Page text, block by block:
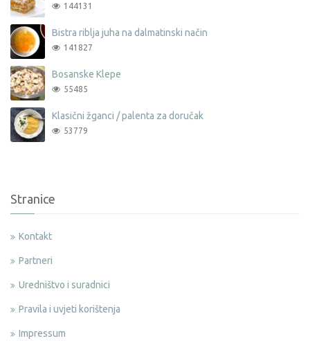
144131
Bistra riblja juha na dalmatinski način
141827
Bosanske Klepe
55485
Klasični žganci / palenta za doručak
53779
Stranice
Kontakt
Partneri
Uredništvo i suradnici
Pravila i uvjeti korištenja
Impressum